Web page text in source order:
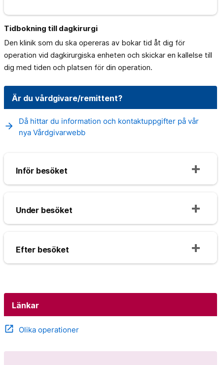
Tidbokning till dagkirurgi
Den klinik som du ska opereras av bokar tid åt dig för
operation vid dagkirurgiska enheten och skickar en kallelse till
dig med tiden och platsen för din operation.
Är du vårdgivare/remittent?
arrow_forward
Då hittar du information och kontaktuppgifter på vår
nya Vårdgivarwebb
Inför besöket
Under besöket
Efter besöket
Länkar
open_in_new Olika operationer